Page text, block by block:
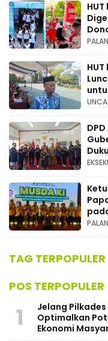
TAG TERPOPULER
POS TERPOPULER
1
Jelang
Optimalkan
Ekonomi